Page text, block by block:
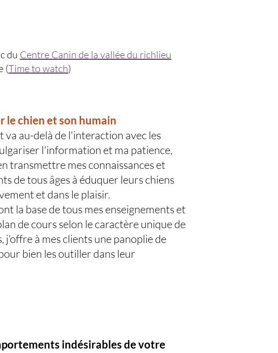
du Centre Canin de la vallée du richlieu
(Time to watch)
le chien et son humain
va au-delà de l'interaction avec les
l'information et ma patience,
transmettre mes connaissances et
de tous âges à éduquer leurs chiens
et dans le plaisir.
la base de tous mes enseignements et
de cours selon le caractère unique de
j’offre à mes clients une panoplie de
bien les outiller dans leur
indésirables de votre